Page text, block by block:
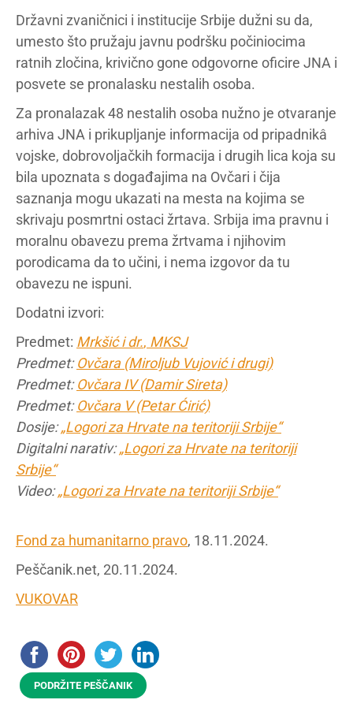
Državni zvaničnici i institucije Srbije dužni su da,
umesto što pružaju javnu podršku počiniocima
ratnih zločina, krivično gone odgovorne oficire JNA i
posvete se pronalasku nestalih osoba.
Za pronalazak 48 nestalih osoba nužno je otvaranje
arhiva JNA i prikupljanje informacija od pripadnikâ
vojske, dobrovoljačkih formacija i drugih lica koja su
bila upoznata s događajima na Ovčari i čija
saznanja mogu ukazati na mesta na kojima se
skrivaju posmrtni ostaci žrtava. Srbija ima pravnu i
moralnu obavezu prema žrtvama i njihovim
porodicama da to učini, i nema izgovor da tu
obavezu ne ispuni.
Dodatni izvori:
Predmet: Mrkšić i dr., MKSJ
Predmet:Ovčara(Miroljub Vujović i drugi)
Predmet:Ovčara IV (Damir Sireta)
Predmet:Ovčara V(Petar Ćirić)
Dosije:„Logori za Hrvate na teritoriji Srbije“
Digitalni narativ:„Logori za Hrvate na teritoriji
Srbije“
Video:„Logori za Hrvate na teritoriji Srbije“
Fond za humanitarno pravo, 18.11.2024.
Peščanik.net, 20.11.2024.
VUKOVAR
PODRŽITE PEŠČANIK